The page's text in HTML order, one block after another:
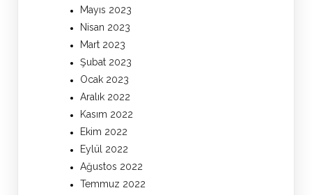
Mayıs 2023
Nisan 2023
Mart 2023
Şubat 2023
Ocak 2023
Aralık 2022
Kasım 2022
Ekim 2022
Eylül 2022
Ağustos 2022
Temmuz 2022